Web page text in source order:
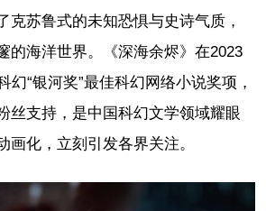
克苏鲁式的未知恐惧与史诗气质，
的海洋世界。《深海余烬》在2023
幻“银河奖”最佳科幻网络小说奖项，
丝支持，是中国科幻文学领域耀眼
画化，立刻引发各界关注。